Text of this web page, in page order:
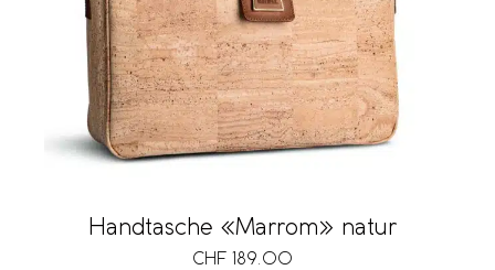
Handtasche «Marrom» natur
CHF 189.00